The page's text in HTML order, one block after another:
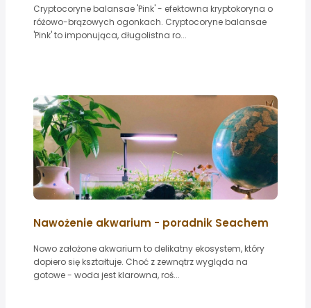
Cryptocoryne balansae 'Pink' - efektowna kryptokoryna o
różowo-brązowych ogonkach. Cryptocoryne balansae
'Pink' to imponująca, długolistna ro...
Nawożenie akwarium - poradnik Seachem
Nowo założone akwarium to delikatny ekosystem, który
dopiero się kształtuje. Choć z zewnątrz wygląda na
gotowe - woda jest klarowna, roś...